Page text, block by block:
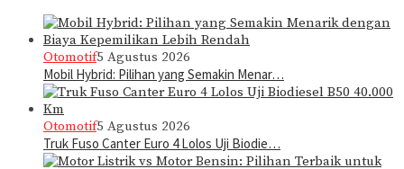
Otomotif5 Agustus 2026
Mobil Hybrid: Pilihan yang Semakin Menar…
Otomotif5 Agustus 2026
Truk Fuso Canter Euro 4 Lolos Uji Biodie…